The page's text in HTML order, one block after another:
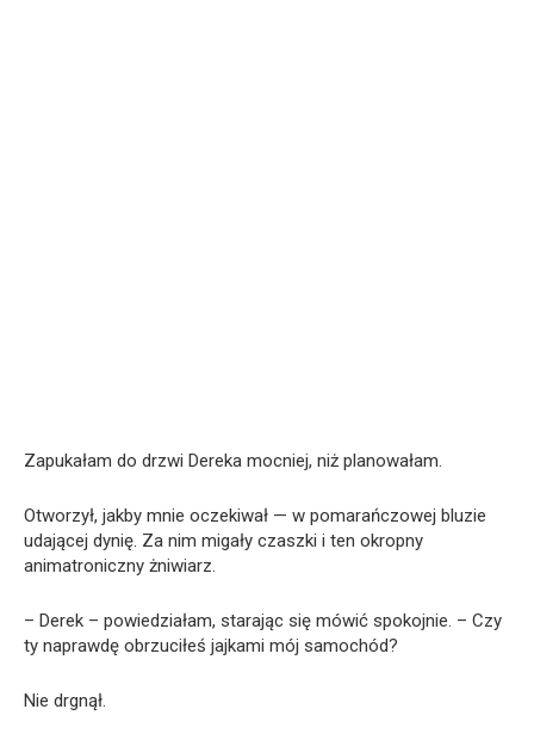
Zapukałam do drzwi Dereka mocniej, niż planowałam.
Otworzył, jakby mnie oczekiwał — w pomarańczowej bluzie
udającej dynię. Za nim migały czaszki i ten okropny
animatroniczny żniwiarz.
– Derek – powiedziałam, starając się mówić spokojnie. – Czy
ty naprawdę obrzuciłeś jajkami mój samochód?
Nie drgnął.